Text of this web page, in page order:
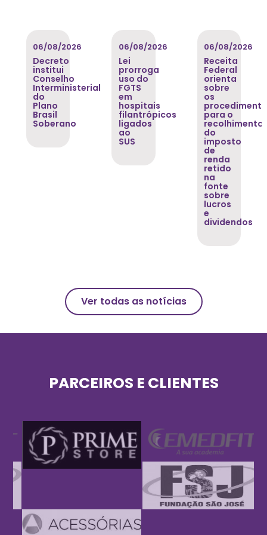
06/08/2026
Decreto
institui
Conselho
Interministerial
do
Plano
Brasil
Soberano
06/08/2026
Lei
prorroga
uso do
FGTS
em
hospitais
filantrópicos
ligados
ao
SUS
06/08/2026
Receita
Federal
orienta
sobre
os
para o
recolhimento
do
imposto
de
renda
retido
na
fonte
sobre
lucros
e
dividendos
Ver todas as notícias
PARCEIROS E CLIENTES